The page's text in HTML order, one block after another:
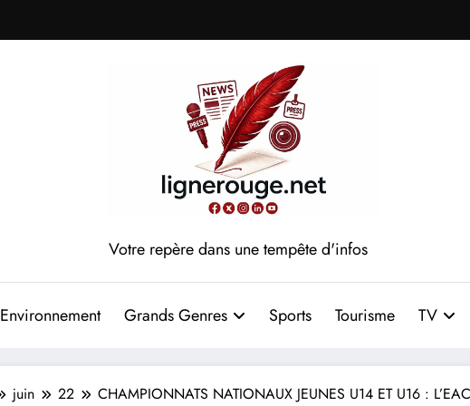
Votre repère dans une tempête d'infos
Environnement Grands Genres Sports Tourisme TV
juin 22 CHAMPIONNATS NATIONAUX JEUNES U14 ET U16 : L’EAC